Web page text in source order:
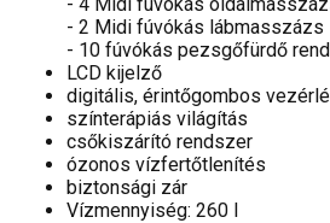
- 2 Midi fúvókás lábmasszázs
- 10 fúvókás pezsgőfürdő
LCD kijelző
digitális, érintőgombos
színterápiás világítás
csőkiszárító rendszer
ózonos vízfertőtlenítés
biztonsági zár
Vízmennyiség: 260 l